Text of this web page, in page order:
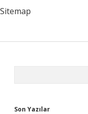
Sitemap
Son Yazılar